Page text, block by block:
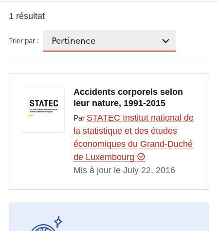
1 résultat
Trier par :
Accidents corporels selon
leur nature, 1991-2015
Par STATEC Institut national de
la statistique et des études
économiques du Grand-Duché
de Luxembourg
Mis à jour le July 22, 2016